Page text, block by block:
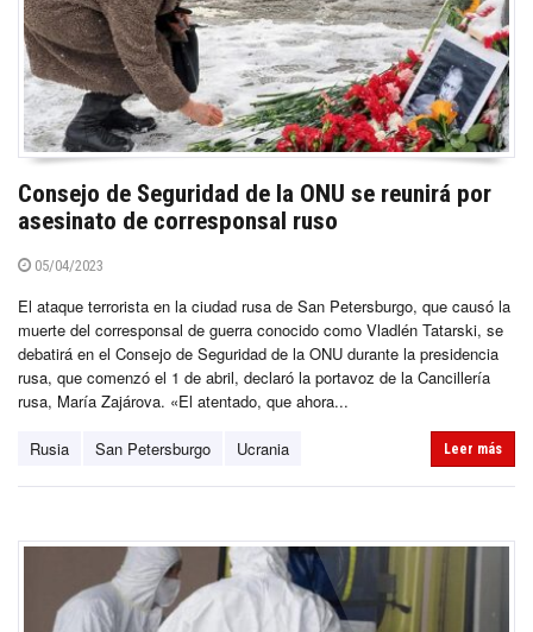
Consejo de Seguridad de la ONU se reunirá por
asesinato de corresponsal ruso
05/04/2023
El ataque terrorista en la ciudad rusa de San Petersburgo, que causó la
muerte del corresponsal de guerra conocido como Vladlén Tatarski, se
debatirá en el Consejo de Seguridad de la ONU durante la presidencia
rusa, que comenzó el 1 de abril, declaró la portavoz de la Cancillería
rusa, María Zajárova. «El atentado, que ahora...
Rusia San Petersburgo Ucrania Leer más